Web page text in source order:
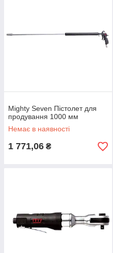
Mighty Seven Пістолет для
продування 1000 мм
Немає в наявності
1 771,06 ₴